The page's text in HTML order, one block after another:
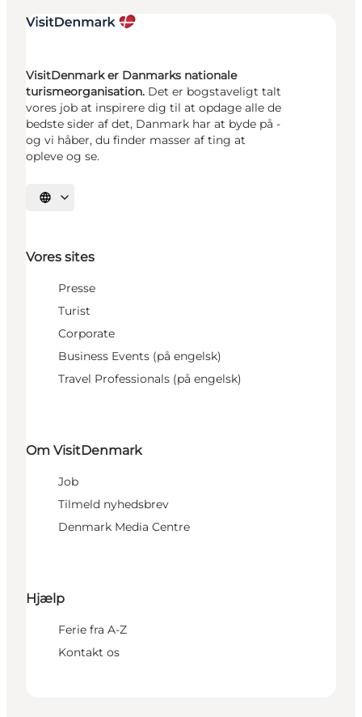
VisitDenmark er Danmarks nationale
turismeorganisation. Det er bogstaveligt talt
vores job at inspirere dig til at opdage alle de
bedste sider af det, Danmark har at byde på -
og vi håber, du finder masser af ting at
opleve og se.
Vælg sprog
Vores sites
Presse
Turist
Corporate
Business Events (på engelsk)
Travel Professionals (på engelsk)
Om VisitDenmark
Job
Tilmeld nyhedsbrev
Denmark Media Centre
Hjælp
Ferie fra A-Z
Kontakt os